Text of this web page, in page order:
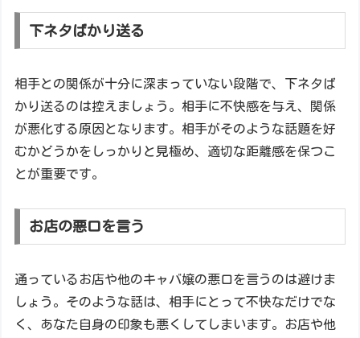
下ネタばかり送る
相手との関係が十分に深まっていない段階で、下ネタば
かり送るのは控えましょう。相手に不快感を与え、関係
が悪化する原因となります。相手がそのような話題を好
むかどうかをしっかりと見極め、適切な距離感を保つこ
とが重要です。
お店の悪口を言う
通っているお店や他のキャバ嬢の悪口を言うのは避けま
しょう。そのような話は、相手にとって不快なだけでな
く、あなた自身の印象も悪くしてしまいます。お店や他